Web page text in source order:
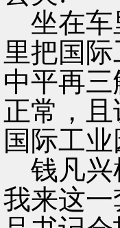
坐在车
里把国
中平再
正常，
国际工
钱凡兴
我来这